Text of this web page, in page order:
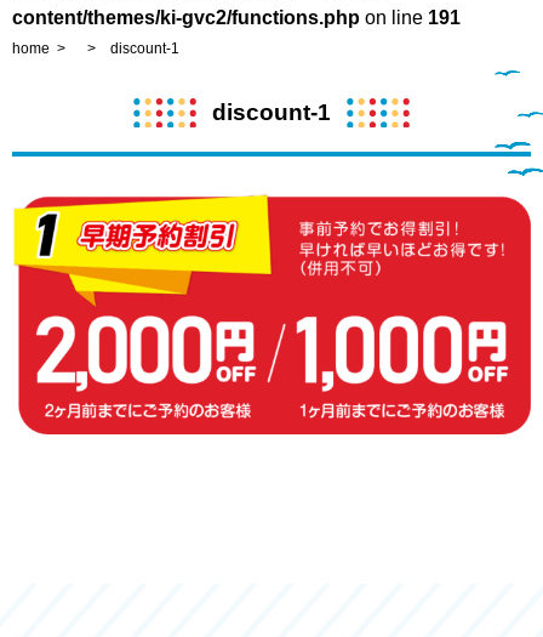
content/themes/ki-gvc2/functions.php on line 191
home discount-1
discount-1